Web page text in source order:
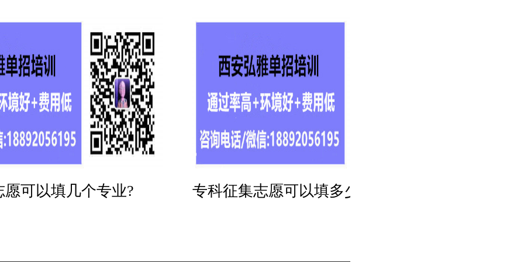
可以填几个专业? 专科征集志愿可以填多少个学校?